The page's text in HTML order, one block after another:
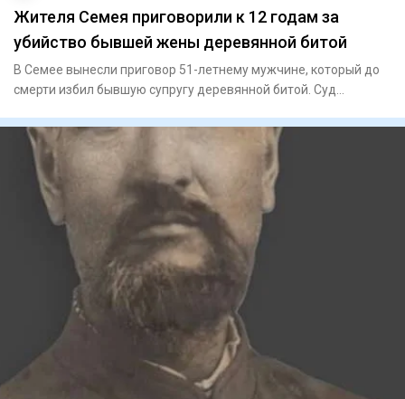
Жителя Семея приговорили к 12 годам за
убийство бывшей жены деревянной битой
В Семее вынесли приговор 51-летнему мужчине, который до
смерти избил бывшую супругу деревянной битой. Суд